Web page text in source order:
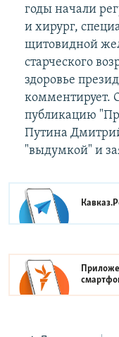
годы начали
и хирург,
щитовидной
старческого
здоровье
комментирует.
публикацию
Путина
"выдумкой" и